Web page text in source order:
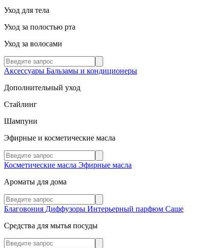
Уход для тела
Уход за полостью рта
Уход за волосами
Аксессуары Бальзамы и кондиционеры
Дополнительный уход
Стайлинг
Шампуни
Эфирные и косметические масла
Косметические масла Эфирные масла
Ароматы для дома
Благовония Диффузоры Интерьерный парфюм Саше
Средства для мытья посуды